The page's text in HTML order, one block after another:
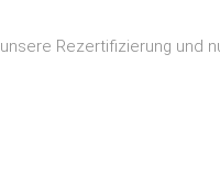
Rezertifizierung und